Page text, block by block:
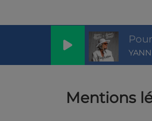
Mentions